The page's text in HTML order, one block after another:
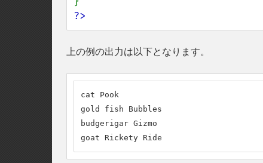
?>
上の例の出力は以下となります。
cat Pook
gold fish Bubbles
budgerigar Gizmo
goat Rickety Ride